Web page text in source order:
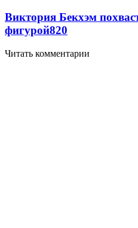
Виктория Бекхэм
фигурой820
Читать комментарии